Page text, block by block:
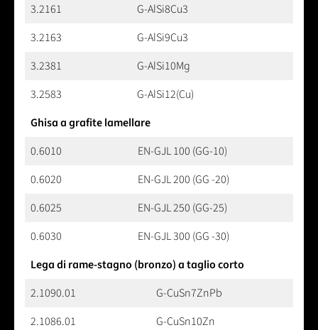
3.2161
G-AlSi8Cu3
3.2163
G-AlSi9Cu3
3.2381
G-AlSi10Mg
3.2583
G-AlSi12(Cu)
Ghisa a grafite lamellare
0.6010
EN-GJL 100 (GG-10)
0.6020
EN-GJL 200 (GG -20)
0.6025
EN-GJL 250 (GG-25)
0.6030
EN-GJL 300 (GG -30)
Lega di rame-stagno (bronzo) a taglio corto
2.1090.01
G-CuSn7ZnPb
2.1086.01
G-CuSn10Zn